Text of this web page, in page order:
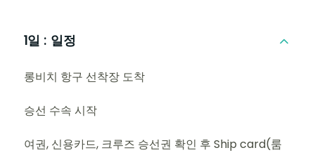
1일 : 일정
롱비치 항구 선착장 도착
승선 수속 시작
여권, 신용카드, 크루즈 승선권 확인 후 Ship card(룸